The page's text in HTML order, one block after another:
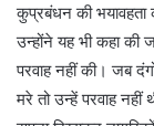
कुप्रबंधन की भयावहता
उन्होंने यह भी कहा की
परवाह नहीं की। जब
मरे तो उन्हें परवाह नहीं